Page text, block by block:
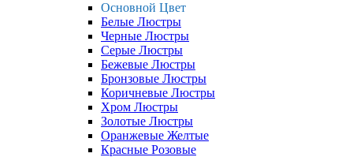
Основной Цвет
Белые Люстры
Черные Люстры
Серые Люстры
Бежевые Люстры
Бронзовые Люстры
Коричневые Люстры
Хром Люстры
Золотые Люстры
Оранжевые Желтые
Красные Розовые